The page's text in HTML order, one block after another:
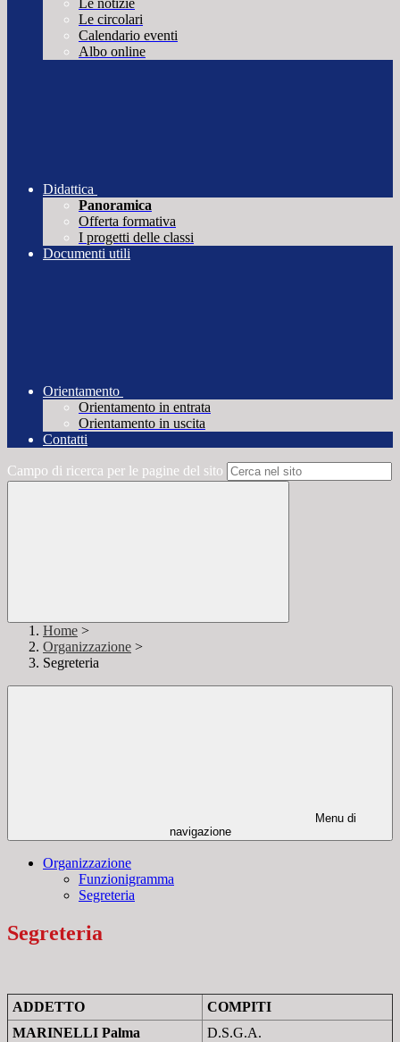
Le notizie
Le circolari
Calendario eventi
Albo online
Didattica
Panoramica
Offerta formativa
I progetti delle classi
Documenti utili
Orientamento
Orientamento in entrata
Orientamento in uscita
Contatti
Campo di ricerca per le pagine del sito
Home >
Organizzazione >
Segreteria
Menu di
navigazione
Organizzazione
Funzionigramma
Segreteria
Segreteria
ADDETTO
COMPITI
MARINELLI Palma
D.S.G.A.